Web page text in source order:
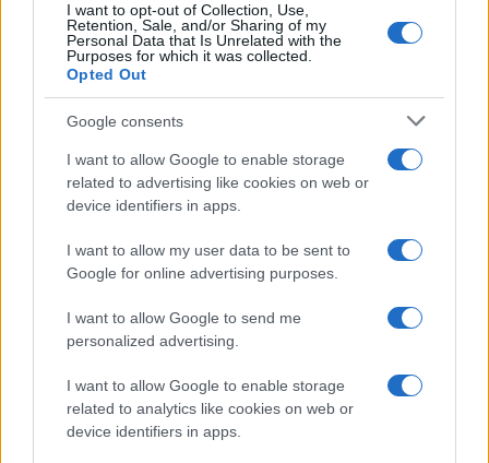
I want to opt-out of Collection, Use,
Retention, Sale, and/or Sharing of my
Personal Data that Is Unrelated with the
Purposes for which it was collected.
Opted Out
Google consents
I want to allow Google to enable storage
related to advertising like cookies on web or
device identifiers in apps.
I want to allow my user data to be sent to
Google for online advertising purposes.
I want to allow Google to send me
personalized advertising.
I want to allow Google to enable storage
related to analytics like cookies on web or
device identifiers in apps.
Condividi l'articolo
F
a
ce
b
o
o
k
T
w
it
te
r
n
te
re
st
at
s
A
p
p
a
re
Articolo precedente
Prossimo articolo
NOTIZIE RECENTI
Controlli rafforzati in Costa Smeralda, 20
Tre milioni di euro dalla Provincia Gallura per